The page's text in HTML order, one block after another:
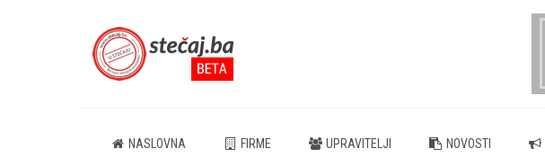
NASLOVNA FIRME UPRAVITELJI NOVOSTI